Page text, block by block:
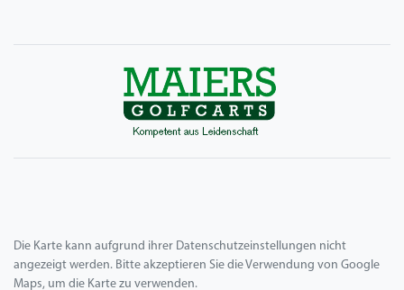
Die Karte kann aufgrund ihrer Datenschutzeinstellungen nicht
angezeigt werden. Bitte akzeptieren Sie die Verwendung von Google
Maps, um die Karte zu verwenden.